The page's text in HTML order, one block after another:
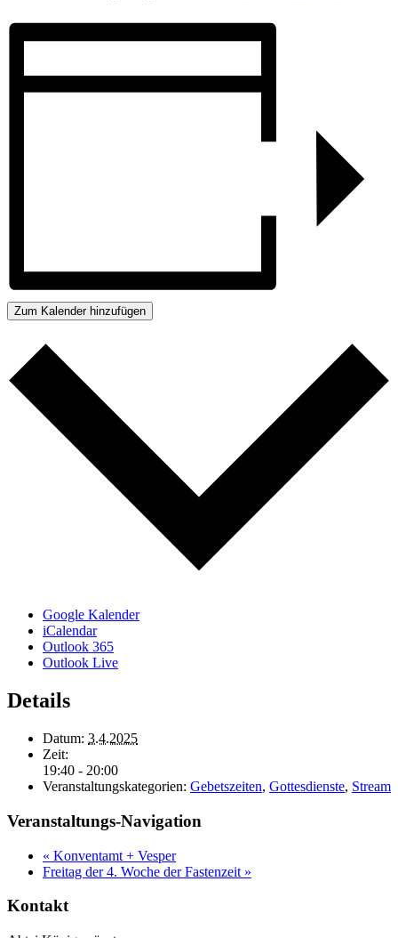
Zum Kalender hinzufügen
Google Kalender
iCalendar
Outlook 365
Outlook Live
Details
Datum: 3.4.2025
Zeit:
19:40 - 20:00
Veranstaltungskategorien: Gebetszeiten, Gottesdienste, Stream
Veranstaltungs-Navigation
« Konventamt + Vesper
Freitag der 4. Woche der Fastenzeit »
Kontakt